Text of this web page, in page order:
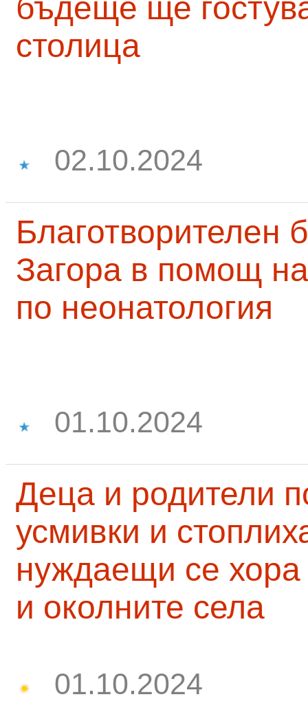
бъдеще ще
столица
02.10.2024
Благотворителен
Загора в помощ
по неонатология
01.10.2024
Деца и родители
усмивки и
нуждаещи се
и околните села
01.10.2024